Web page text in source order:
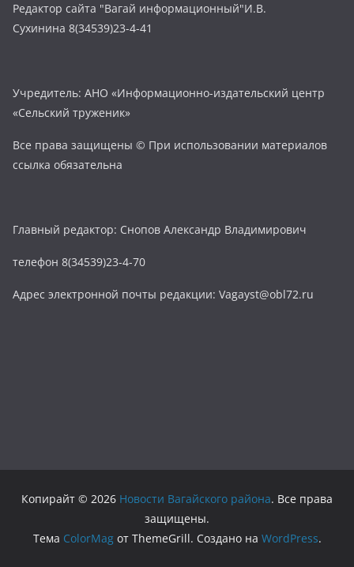
Редактор сайта "Вагай информационный"И.В.
Сухинина 8(34539)23-4-41
Учредитель: АНО «Информационно-издательский центр
«Сельский труженик»
Все права защищены © При использовании материалов
ссылка обязательна
Главный редактор: Снопов Александр Владимирович
телефон 8(34539)23-4-70
Адрес электронной почты редакции: Vagayst@obl72.ru
Копирайт © 2026 Новости Вагайского района. Все права
защищены.
Тема ColorMagот ThemeGrill. Создано на WordPress.